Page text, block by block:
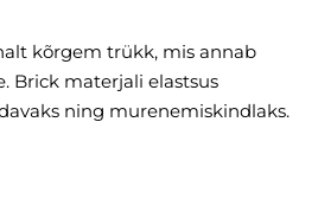
kõrgem trükk, mis annab
Brick materjali elastsus
ning murenemiskindlaks.